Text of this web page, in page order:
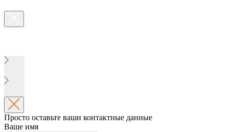
Просто оставьте ваши контактные данные
Ваше имя